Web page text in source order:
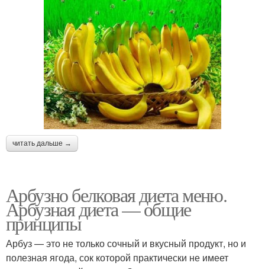
читать дальше →
Арбузно белковая диета меню.
Арбузная диета — общие
принципы
Арбуз — это не только сочный и вкусный продукт, но и
полезная ягода, сок которой практически не имеет